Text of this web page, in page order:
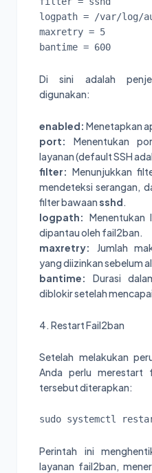
logpath = /var/log/
maxretry = 5
bantime = 600
Di sini adalah
digunakan:
enabled: Menetapkan
port:
Menentukan
layanan (default SSH
filter: Menunjukkan
mendeteksi serangan,
filter bawaan sshd.
logpath:
dipantau oleh fail2ban.
maxretry:
Jumlah
yang diizinkan sebelum
bantime:
Durasi
diblokir setelah
4. Restart Fail2ban
Setelah melakukan
Anda perlu merestart
tersebut diterapkan:
sudo systemctl
Perintah ini
layanan fail2ban,